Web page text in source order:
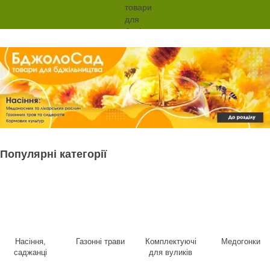
Популярні категорії
Насіння,
саджанці
Газонні трави
Комплектуючі
для вуликів
Медогонки